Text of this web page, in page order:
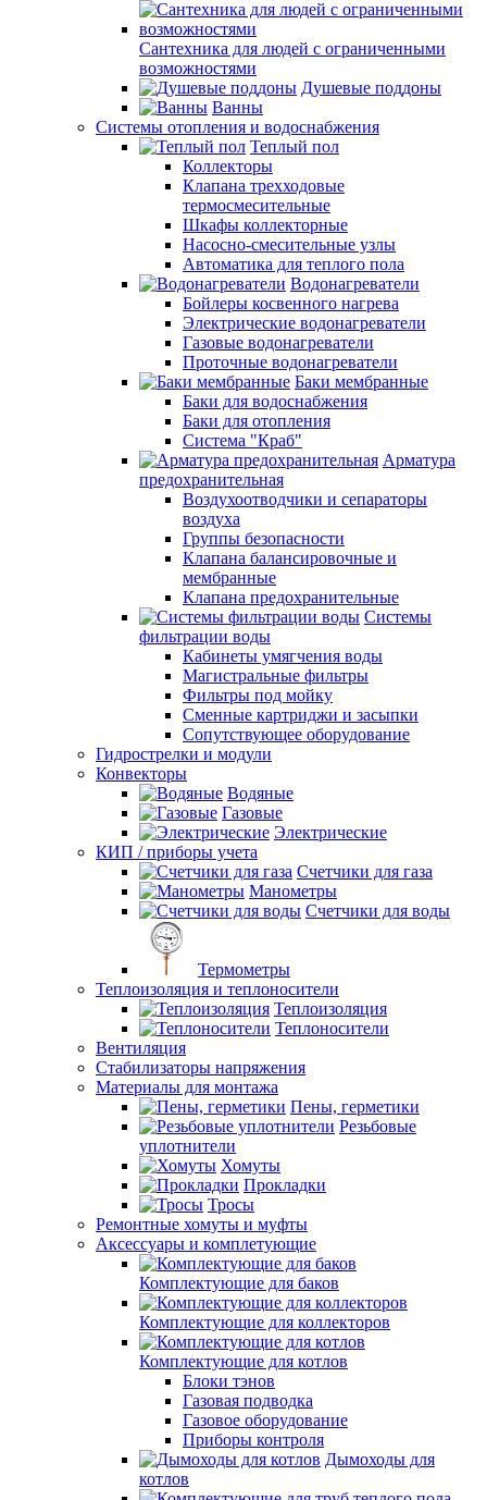
Сантехника для людей с ограниченными
возможностями
Душевые поддоны
Ванны
Системы отопления и водоснабжения
Теплый пол
Коллекторы
Клапана трехходовые
термосмесительные
Шкафы коллекторные
Насосно-смесительные узлы
Автоматика для теплого пола
Водонагреватели
Бойлеры косвенного нагрева
Электрические водонагреватели
Газовые водонагреватели
Проточные водонагреватели
Баки мембранные
Баки для водоснабжения
Баки для отопления
Система "Краб"
Арматура
предохранительная
Воздухоотводчики и сепараторы
воздуха
Группы безопасности
Клапана балансировочные и
мембранные
Клапана предохранительные
Системы
фильтрации воды
Кабинеты умягчения воды
Магистральные фильтры
Фильтры под мойку
Сменные картриджи и засыпки
Сопутствующее оборудование
Гидрострелки и модули
Конвекторы
Водяные
Газовые
Электрические
КИП / приборы учета
Счетчики для газа
Манометры
Счетчики для воды
Термометры
Теплоизоляция и теплоносители
Теплоизоляция
Теплоносители
Вентиляция
Стабилизаторы напряжения
Материалы для монтажа
Пены, герметики
Резьбовые
уплотнители
Хомуты
Прокладки
Тросы
Ремонтные хомуты и муфты
Аксессуары и комплетующие
Комплектующие для баков
Комплектующие для коллекторов
Комплектующие для котлов
Блоки тэнов
Газовая подводка
Газовое оборудование
Приборы контроля
Дымоходы для
котлов